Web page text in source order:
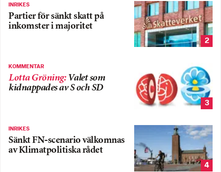
INRIKES
Partier för sänkt skatt på
inkomster i majoritet
2
KOMMENTAR
Lotta Gröning: Valet som
kidnappades av S och SD
3
INRIKES
Sänkt FN-scenario välkomnas
av Klimatpolitiska rådet
4